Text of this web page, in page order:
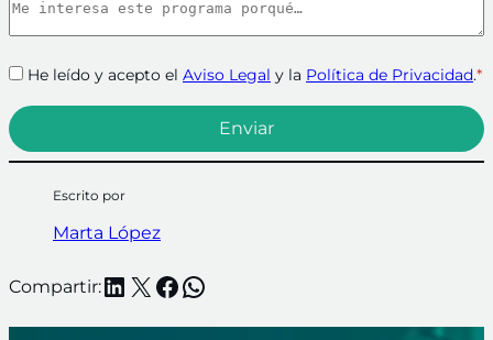
He leído y acepto el Aviso Legal y la Política de Privacidad.*
Escrito por
Marta López
Compartir:LinkedIn
X Facebook
WhatsApp